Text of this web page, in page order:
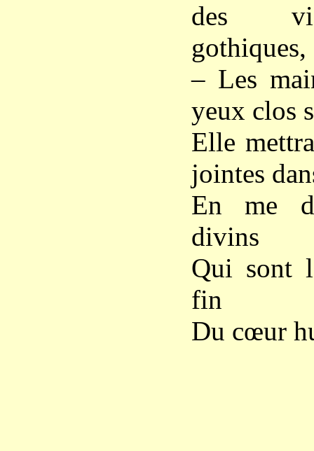
des
gothiques,
– Les
yeux clos
Elle
jointes
En me
divins
Qui sont
fin
Du cœur